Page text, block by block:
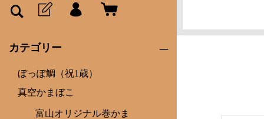
カテゴリー
ぼっぽ鯛（祝1歳）
真空かまぼこ
富山オリジナル巻かま